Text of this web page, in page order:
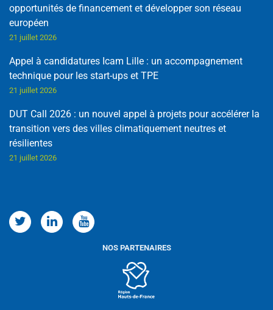
opportunités de financement et développer son réseau
européen
21 juillet 2026
Appel à candidatures Icam Lille : un accompagnement
technique pour les start-ups et TPE
21 juillet 2026
DUT Call 2026 : un nouvel appel à projets pour accélérer la
transition vers des villes climatiquement neutres et
résilientes
21 juillet 2026